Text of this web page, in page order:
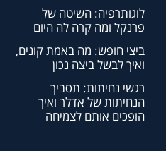
לוגותרפיה: השיטה של
פרנקל ומה קרה לה היום
ביצי חופש: מה באמת קונים,
ואיך לבשל ביצה נכון
רגשי נחיתות: תסביך
הנחיתות של אדלר ואיך
הופכים אותם לצמיחה